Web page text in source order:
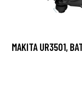
MAKITA UR3501,